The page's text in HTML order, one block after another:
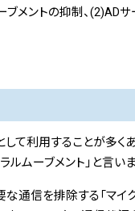
ブメントの抑制、(2)AD
利用することが多くあ
ムーブメント」と言いま
な通信を排除する「マイ